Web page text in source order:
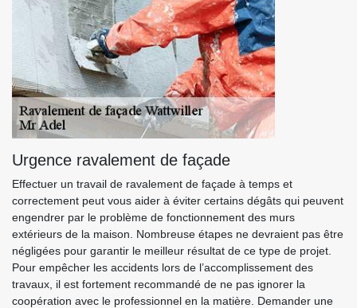
Urgence ravalement de façade
Effectuer un travail de ravalement de façade à temps et
correctement peut vous aider à éviter certains dégâts qui peuvent
engendrer par le problème de fonctionnement des murs
extérieurs de la maison. Nombreuse étapes ne devraient pas être
négligées pour garantir le meilleur résultat de ce type de projet.
Pour empêcher les accidents lors de l’accomplissement des
travaux, il est fortement recommandé de ne pas ignorer la
coopération avec le professionnel en la matière. Demander une